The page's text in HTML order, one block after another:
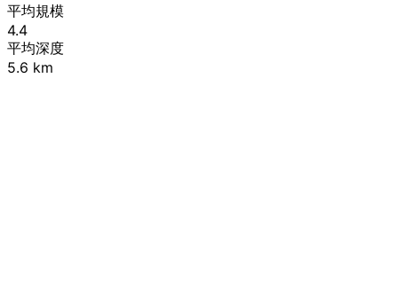
平均規模
4.4
平均深度
5.6 km